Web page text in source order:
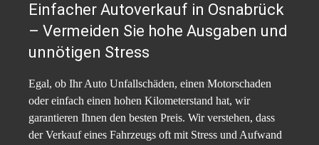
Einfacher Autoverkauf in Osnabrück
– Vermeiden Sie hohe Ausgaben und
unnötigen Stress
Egal, ob Ihr Auto Unfallschäden, einen Motorschaden
oder einfach einen hohen Kilometerstand hat, wir
garantieren Ihnen den besten Preis. Wir verstehen, dass
der Verkauf eines Fahrzeugs oft mit Stress und Aufwand